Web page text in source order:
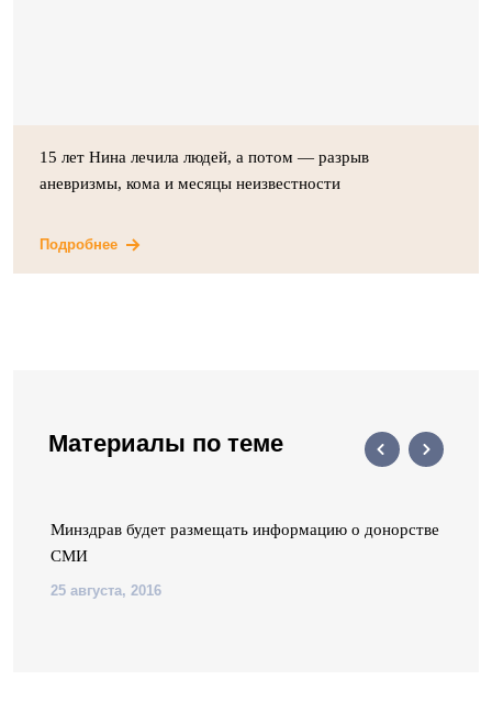
15 лет Нина лечила людей, а потом — разрыв
аневризмы, кома и месяцы неизвестности
Подробнее
Материалы по теме
Минздрав будет размещать информацию о донорстве в
СМИ
25 августа, 2016